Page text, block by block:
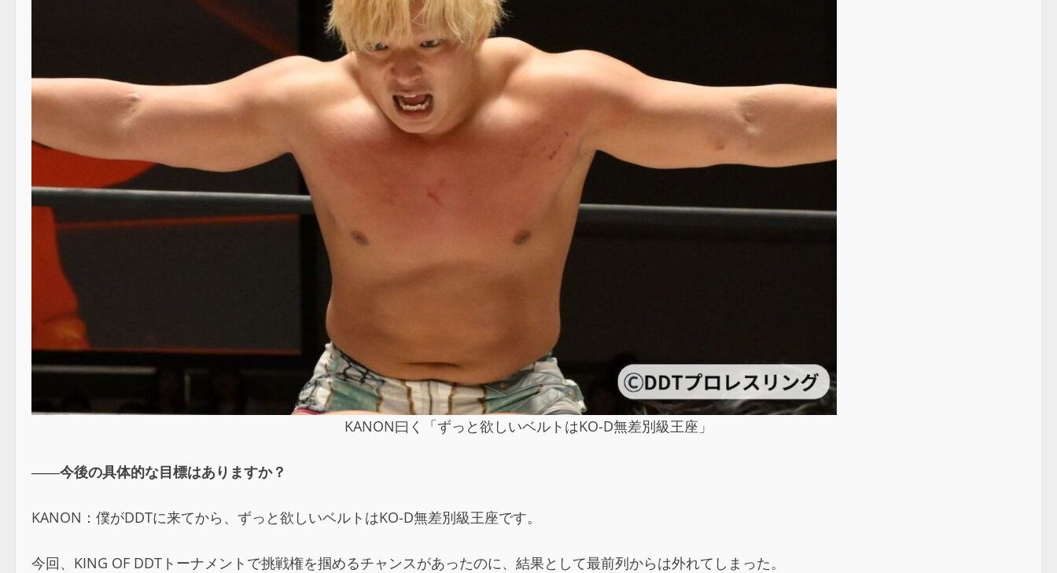
KANON曰く「ずっと欲しいベルトはKO-D無差別級王座」
――今後の具体的な目標はありますか？
KANON：僕がDDTに来てから、ずっと欲しいベルトはKO-D無差別級王座です。
今回、KING OF DDTトーナメントで挑戦権を掴めるチャンスがあったのに、結果として最前列からは外れてしまった。